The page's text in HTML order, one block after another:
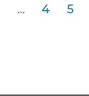
... 4 5